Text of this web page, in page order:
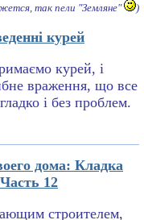
так пели "Земляне"
)
курей
курей, і
враження, що все
і без проблем.
дома: Кладка
12
строителем,